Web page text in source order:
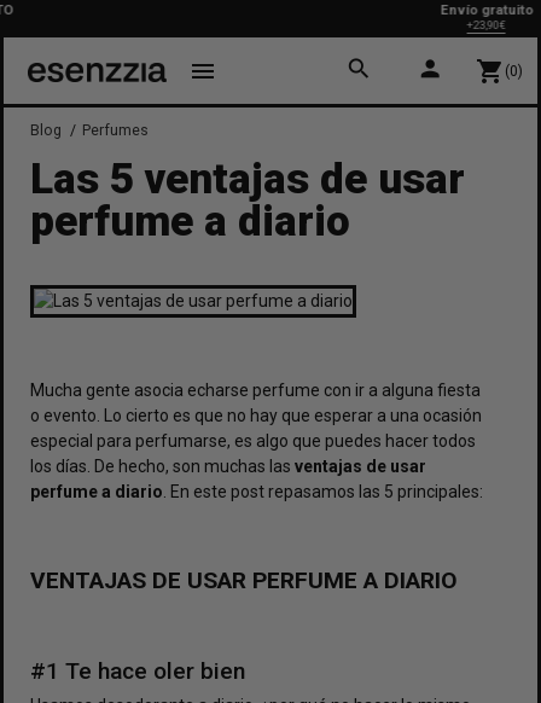
Envío gratuito
menu search person shopping_cart (0)
Blog Perfumes
Las 5 ventajas de usar
perfume a diario
Mucha gente asocia echarse perfume con ir a alguna fiesta
o evento. Lo cierto es que no hay que esperar a una ocasión
especial para perfumarse, es algo que puedes hacer todos
los días. De hecho, son muchas las ventajas de usar
perfume a diario . En este post repasamos las 5 principales:
VENTAJAS DE USAR PERFUME A DIARIO
#1 Te hace oler bien